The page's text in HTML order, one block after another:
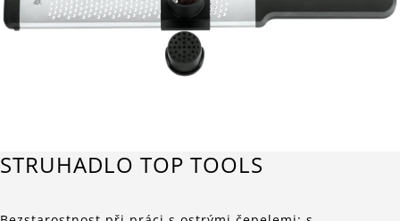
STRUHADLO TOP TOOLS